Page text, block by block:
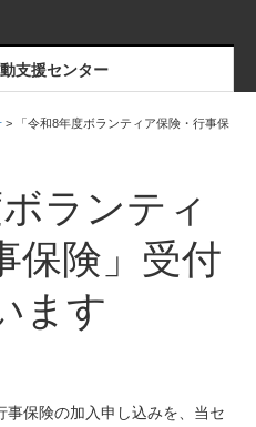
支援センター
>
「令和8年度ボランティア保険・行事保
ランティ
保険」受付
ます
保険の加入申し込みを、当セ